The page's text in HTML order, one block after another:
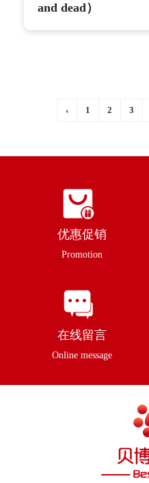
and dead）
‹ 1 2 3
优惠促销
Promotion
在线留言
Online message